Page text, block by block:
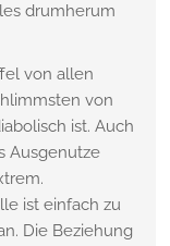
drumherum
von allen
von
ist. Auch
Ausgenutze
ist einfach zu
Die Beziehung